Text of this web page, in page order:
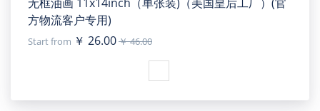
方物流客户专用)
Start from ￥ 26.00￥ 46.00